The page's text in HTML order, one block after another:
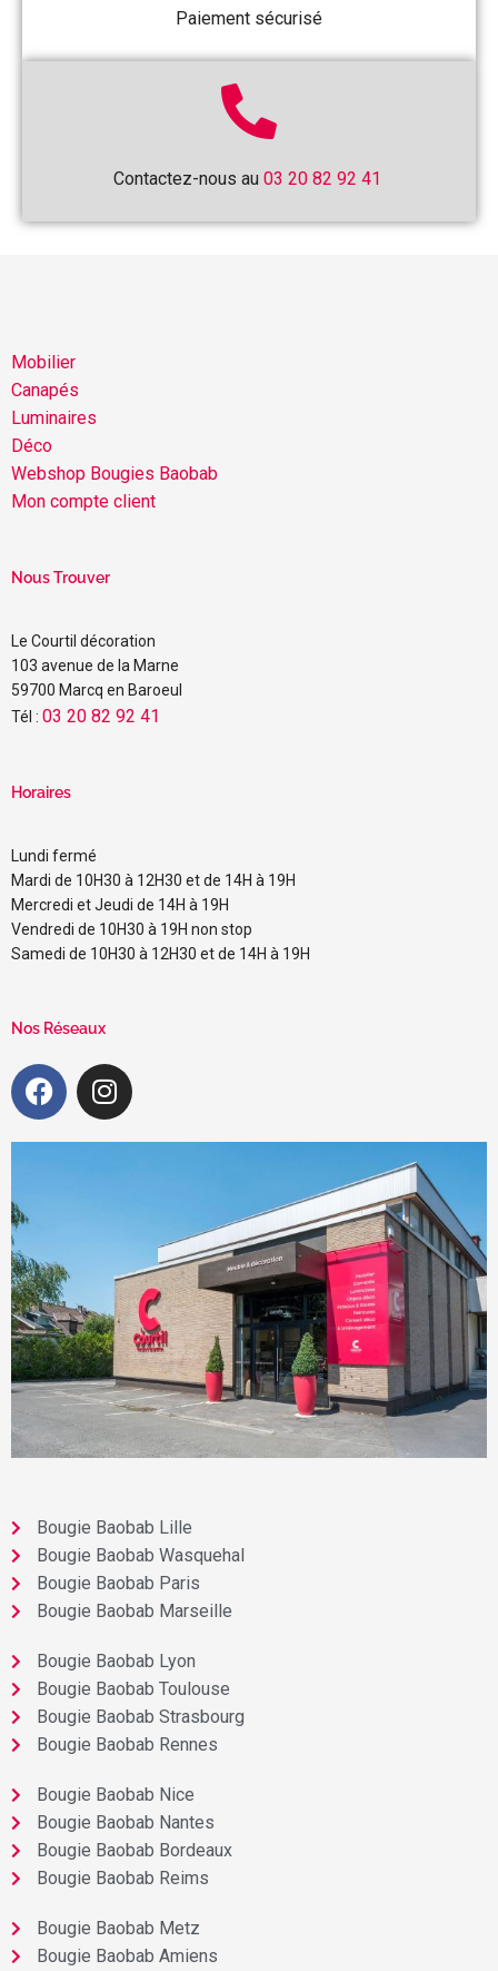
Paiement sécurisé
Contactez-nous au 03 20 82 92 41
Mobilier
Canapés
Luminaires
Déco
Webshop Bougies Baobab
Mon compte client
Nous Trouver
Le Courtil décoration
103 avenue de la Marne
59700 Marcq en Baroeul
Tél : 03 20 82 92 41
Horaires
Lundi fermé
Mardi de 10H30 à 12H30 et de 14H à 19H
Mercredi et Jeudi de 14H à 19H
Vendredi de 10H30 à 19H non stop
Samedi de 10H30 à 12H30 et de 14H à 19H
Nos Réseaux
Bougie Baobab Lille
Bougie Baobab Wasquehal
Bougie Baobab Paris
Bougie Baobab Marseille
Bougie Baobab Lyon
Bougie Baobab Toulouse
Bougie Baobab Strasbourg
Bougie Baobab Rennes
Bougie Baobab Nice
Bougie Baobab Nantes
Bougie Baobab Bordeaux
Bougie Baobab Reims
Bougie Baobab Metz
Bougie Baobab Amiens